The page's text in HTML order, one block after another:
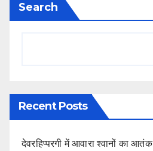
Search
Recent Posts
देवरहिप्परगी में आवारा श्वानों का आतंक